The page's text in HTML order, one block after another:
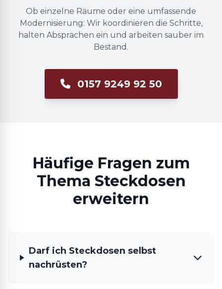
Ob einzelne Räume oder eine umfassende
Modernisierung: Wir koordinieren die Schritte,
halten Absprachen ein und arbeiten sauber im
Bestand.
0157 9249 92 50
Häufige Fragen zum
Thema Steckdosen
erweitern
Darf ich Steckdosen selbst
nachrüsten?